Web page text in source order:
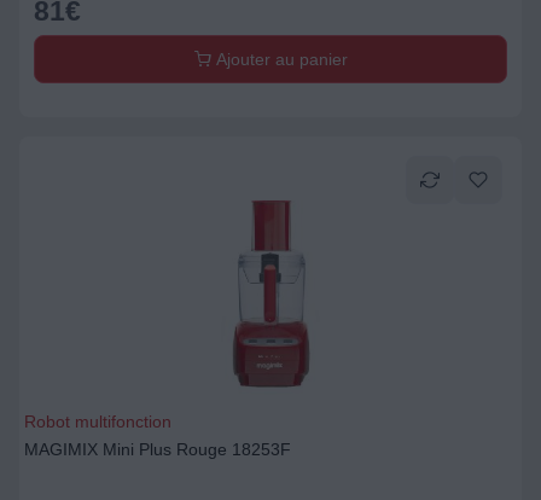
81€
Ajouter au panier
Robot multifonction
MAGIMIX Mini Plus Rouge 18253F